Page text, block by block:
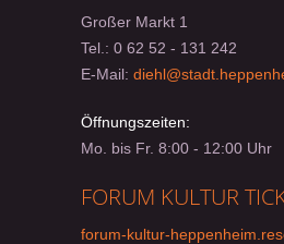
Großer Markt 1
Tel.: 0 62 52 - 131 242
E-Mail:
Öffnungszeiten:
Mo. bis Fr. 8:00 - 12:00 Uhr
FORUM KULTUR
forum-kultur-